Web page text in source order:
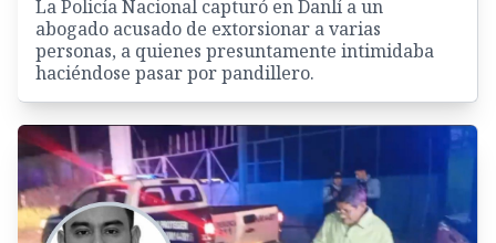
La Policía Nacional capturó en Danlí a un
abogado acusado de extorsionar a varias
personas, a quienes presuntamente intimidaba
haciéndose pasar por pandillero.